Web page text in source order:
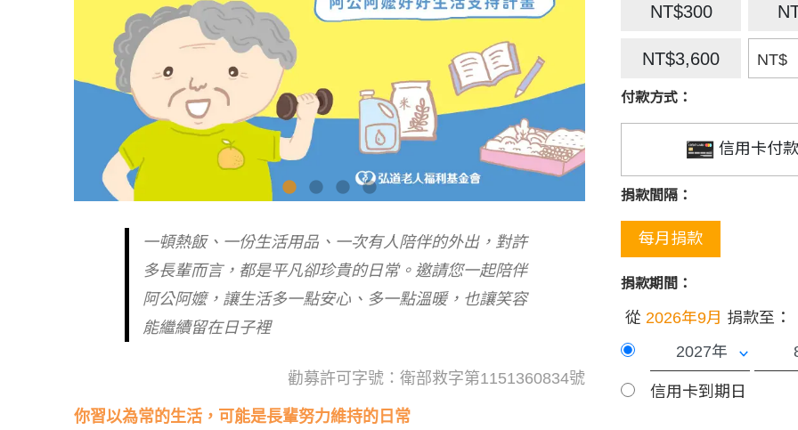
一頓熱飯、一份生活用品、一次有人陪伴的外出，對許
多長輩而言，都是平凡卻珍貴的日常。邀請您一起陪伴
阿公阿嬤，讓生活多一點安心、多一點溫暖，也讓笑容
能繼續留在日子裡
勸募許可字號：衛部救字第1151360834號
你習以為常的生活，可能是長輩努力維持的日常
NT$300
NT$3,600 NT$
付款方式：
信用卡付款
捐款間隔：
每月捐款
捐款期間：
從 2026年9月 捐款至：
信用卡到期日